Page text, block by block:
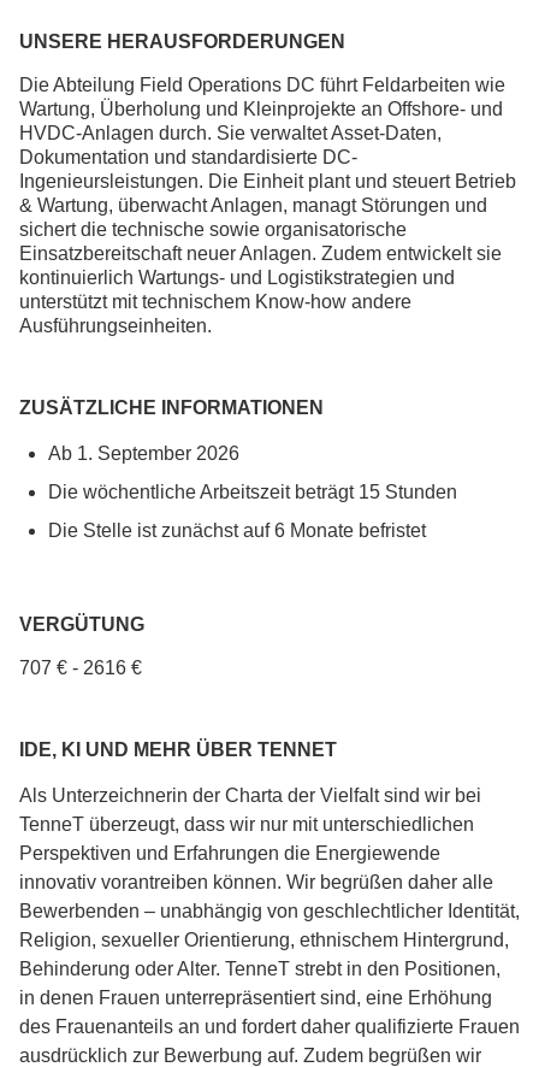
Kommunikationslösungen, die die standort- und
UNSERE HERAUSFORDERUNGEN
Die Abteilung Field Operations DC führt Feldarbeiten wie
Wartung, Überholung und Kleinprojekte an Offshore- und
HVDC-Anlagen durch. Sie verwaltet Asset-Daten,
Dokumentation und standardisierte DC-
Ingenieursleistungen. Die Einheit plant und steuert Betrieb
& Wartung, überwacht Anlagen, managt Störungen und
sichert die technische sowie organisatorische
Einsatzbereitschaft neuer Anlagen. Zudem entwickelt sie
kontinuierlich Wartungs- und Logistikstrategien und
unterstützt mit technischem Know-how andere
Ausführungseinheiten.
ZUSÄTZLICHE INFORMATIONEN
Ab 1. September 2026
Die wöchentliche Arbeitszeit beträgt 15 Stunden
Die Stelle ist zunächst auf 6 Monate befristet
VERGÜTUNG
707 € - 2616 €
IDE, KI UND MEHR ÜBER TENNET
Als Unterzeichnerin der Charta der Vielfalt sind wir bei
TenneT überzeugt, dass wir nur mit unterschiedlichen
Perspektiven und Erfahrungen die Energiewende
innovativ vorantreiben können. Wir begrüßen daher alle
Bewerbenden – unabhängig von geschlechtlicher Identität,
Religion, sexueller Orientierung, ethnischem Hintergrund,
Behinderung oder Alter. TenneT strebt in den Positionen,
in denen Frauen unterrepräsentiert sind, eine Erhöhung
des Frauenanteils an und fordert daher qualifizierte Frauen
ausdrücklich zur Bewerbung auf. Zudem begrüßen wir